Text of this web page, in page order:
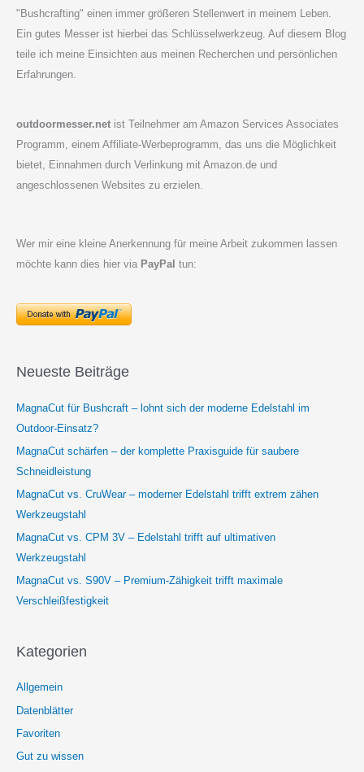
"Bushcrafting" einen immer größeren Stellenwert in meinem Leben.
Ein gutes Messer ist hierbei das Schlüsselwerkzeug. Auf diesem Blog
teile ich meine Einsichten aus meinen Recherchen und persönlichen
Erfahrungen.
outdoormesser.netist Teilnehmer am Amazon Services Associates
Programm, einem Affiliate-Werbeprogramm, das uns die Möglichkeit
bietet, Einnahmen durch Verlinkung mit Amazon.de und
angeschlossenen Websites zu erzielen.
Wer mir eine kleine Anerkennung für meine Arbeit zukommen lassen
möchte kann dies hier via PayPal tun:
Neueste Beiträge
MagnaCut für Bushcraft – lohnt sich der moderne Edelstahl im
Outdoor-Einsatz?
MagnaCut schärfen – der komplette Praxisguide für saubere
Schneidleistung
MagnaCut vs. CruWear – moderner Edelstahl trifft extrem zähen
Werkzeugstahl
MagnaCut vs. CPM 3V – Edelstahl trifft auf ultimativen
Werkzeugstahl
MagnaCut vs. S90V – Premium-Zähigkeit trifft maximale
Verschleißfestigkeit
Kategorien
Allgemein
Datenblätter
Favoriten
Gut zu wissen